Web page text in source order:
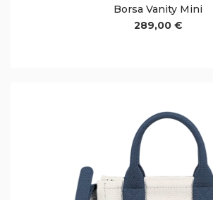
Borsa Vanity Mini
289,00 €